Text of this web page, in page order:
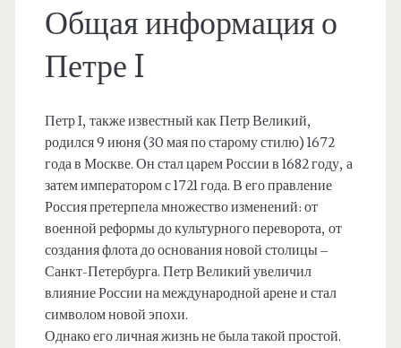
Общая информация о
Петре I
Петр I, также известный как Петр Великий,
родился 9 июня (30 мая по старому стилю) 1672
года в Москве. Он стал царем России в 1682 году, а
затем императором с 1721 года. В его правление
Россия претерпела множество изменений: от
военной реформы до культурного переворота, от
создания флота до основания новой столицы –
Санкт-Петербурга. Петр Великий увеличил
влияние России на международной арене и стал
символом новой эпохи.
Однако его личная жизнь не была такой простой.